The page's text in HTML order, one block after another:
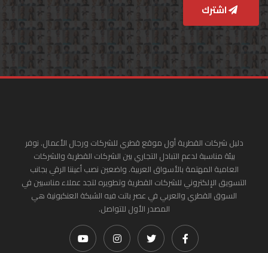
اشترك
دليل شركات القطرية أول موقع قطري للشركات ورجال الأعمال. نوفر
بيئة مناسبة لدعم التبادل التجاري بين الشركات القطرية والشركات
العامية المهتمة بالأسواق العربية. واضعين نصب أعيننا الرقي بجانب
التسويق الإلكتروني للشركات القطرية وتطويره لتجد عملاء مناسبين في
السوق القطري والعربي في عصر باتت فيه الشبكة العنكبونية هي
المصدر الأول للتواصل.